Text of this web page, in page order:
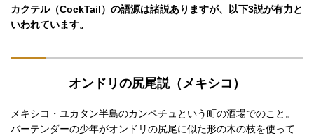
カクテル（CockTail）の語源は諸説ありますが、以下3説が有力と
いわれています。
オンドリの尻尾説（メキシコ）
メキシコ・ユカタン半島のカンペチュという町の酒場でのこと。
バーテンダーの少年がオンドリの尻尾に似た形の木の枝を使って